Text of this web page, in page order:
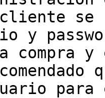
se
y
compra